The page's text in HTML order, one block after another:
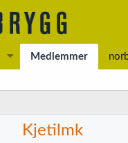
Medlemmer
Kjetilmk